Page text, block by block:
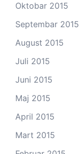
Oktobar 2015
Septembar 2015
August 2015
Juli 2015
Juni 2015
Maj 2015
April 2015
Mart 2015